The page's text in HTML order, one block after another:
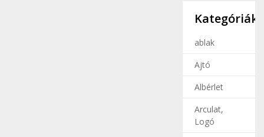
Kategóriák
ablak
Ajtó
Albérlet
Arculat,
Logó